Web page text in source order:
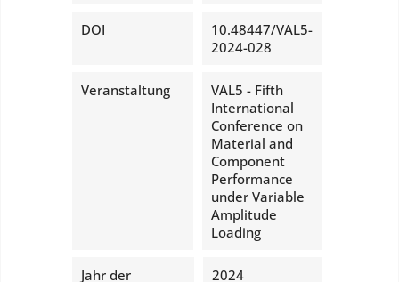
DOI
10.48447/VAL5-
2024-028
Veranstaltung
VAL5 - Fifth
International
Conference on
Material and
Component
Performance
under Variable
Amplitude
Loading
Jahr der
2024